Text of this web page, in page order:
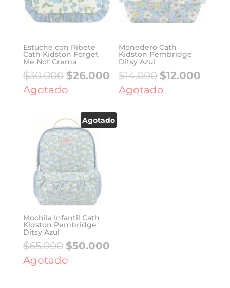
Estuche con Ribete
Cath Kidston Forget
Me Not Crema
$30.000 El
precio
era:
$30.000.
$26.000El
precio
es:
$26.000.
Agotado
Monedero Cath
Kidston Pembridge
Ditsy Azul
$14.000 El
precio
$12.000
Agotado
Agotado
Mochila Infantil Cath
Kidston Pembridge
Ditsy Azul
$65.000 El
precio
$50.000El
Agotado